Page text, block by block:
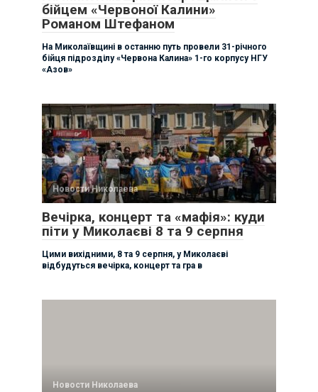
бійцем «Червоної Калини»
Романом Штефаном
На Миколаївщині в останню путь провели 31-річного
бійця підрозділу «Червона Калина» 1-го корпусу НГУ
«Азов»
Новости Николаева
Вечірка, концерт та «мафія»: куди
піти у Миколаєві 8 та 9 серпня
Цими вихідними, 8 та 9 серпня, у Миколаєві
відбудуться вечірка, концерт та гра в
Новости Николаева